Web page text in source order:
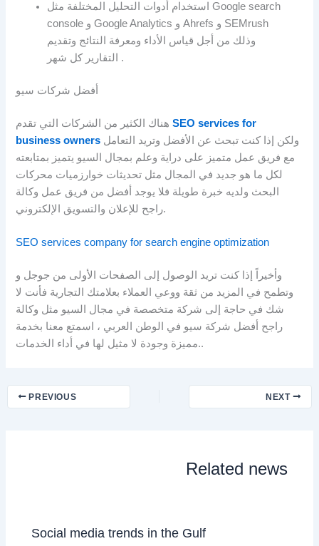
استخدام أدوات التحليل المختلفة مثل Google search
console و Google Analytics و Ahrefs و SEMrush
وذلك من أجل قياس الأداء ومعرفة النتائج وتقديم
التقارير كل شهر .
أفضل شركات سيو
هناك الكثير من الشركات التي تقدمSEO services for
business owners
مع فريق عمل متميز على دراية وعلم بمجال السيو يتميز بمتابعته
لكل ما هو جديد في المجال مثل تحديثات خوارزميات محركات
البحث ولديه خبرة طويلة فلا يوجد أفضل من فريق عمل وكالة
راجح للإعلان والتسويق الإلكتروني.
SEO services company for search engine optimization
وأخيراً إذا كنت تريد الوصول إلى الصفحات الأولى من جوجل و
وتطمح في المزيد من ثقة ووعي العملاء بعلامتك التجارية فأنت لا
شك في حاجة إلى شركة متخصصة في مجال السيو مثل وكالة
راجح أفضل شركة سيو في الوطن العربي ، اسمتع معنا بخدمة
مميزة وجودة لا مثيل لها في أداء الخدمات..
PREVIOUS NEXT
Related news
Social media trends in the Gulf